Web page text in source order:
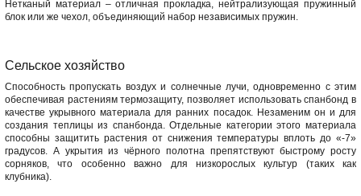
Нетканый материал – отличная прокладка, нейтрализующая пружинный
блок или же чехол, объединяющий набор независимых пружин.
Сельское хозяйство
Способность пропускать воздух и солнечные лучи, одновременно с этим
обеспечивая растениям термозащиту, позволяет использовать спанбонд в
качестве укрывного материала для ранних посадок. Незаменим он и для
создания теплицы из спанбонда. Отдельные категории этого материала
способны защитить растения от снижения температуры вплоть до «-7»
градусов. А укрытия из чёрного полотна препятствуют быстрому росту
сорняков, что особенно важно для низкорослых культур (таких как
клубника).